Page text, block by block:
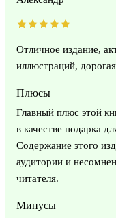
Отличное издание,
иллюстраций,
Плюсы
Главный плюс этой
в качестве подарка
Содержание этого
аудитории и
читателя.
Минусы